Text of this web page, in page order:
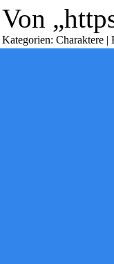
Von „
Kategorien: Charaktere |